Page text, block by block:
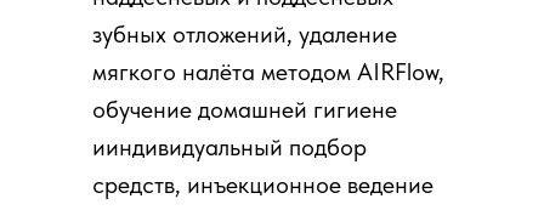
зубных отложений, удаление
мягкого налёта методом AIRFlow,
обучение домашней гигиене
ииндивидуальный подбор
средств, инъекционное ведение